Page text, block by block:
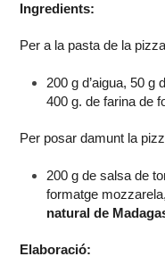
Ingredients:
Per a la pasta de la
200 g d’aigua, 50 g
400 g. de farina de
Per posar damunt la
200 g de salsa de
formatge
natural de
Elaboració: